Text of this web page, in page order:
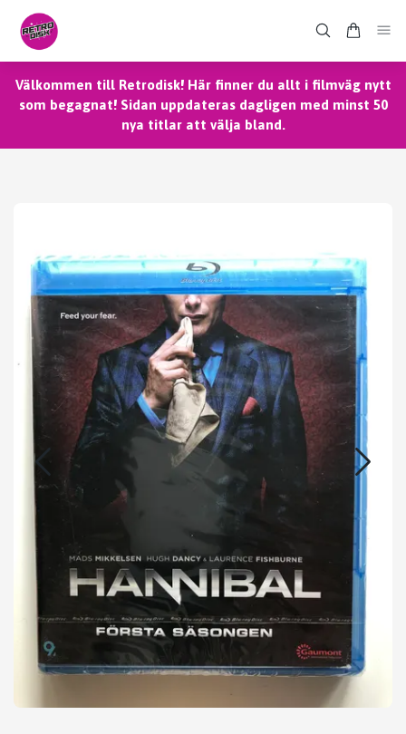
Välkommen till Retrodisk! Här finner du allt i filmväg nytt
som begagnat! Sidan uppdateras dagligen med minst 50
nya titlar att välja bland.